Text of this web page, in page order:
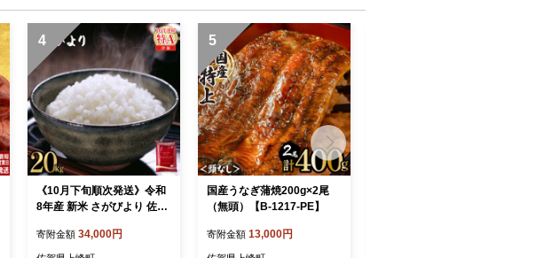
4
《10月下旬順次発送》令和
8年産 新米 さがびより 佐賀
寄附金額 34,000円
5
国産うなぎ蒲焼200g×2尾
（無頭）【B-1217-PE】
寄附金額 13,000円